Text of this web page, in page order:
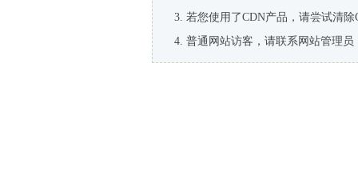
若您使用了CDN产品，请尝试清除
普通网站访客，请联系网站管理员